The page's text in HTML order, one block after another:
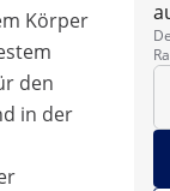
Körper
den
in der